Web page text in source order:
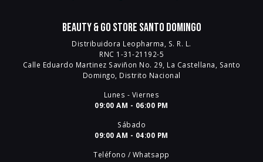
Beauty & Go Store Santo Domingo
Distribuidora Leopharma, S. R. L.
RNC 1-31-21192-5
Calle Eduardo Martinez Saviñon No. 29, La Castellana, Santo
Domingo, Distrito Nacional
Lunes - Viernes
09:00 AM - 06:00 PM
Sábado
09:00 AM - 04:00 PM
Teléfono / Whatsapp